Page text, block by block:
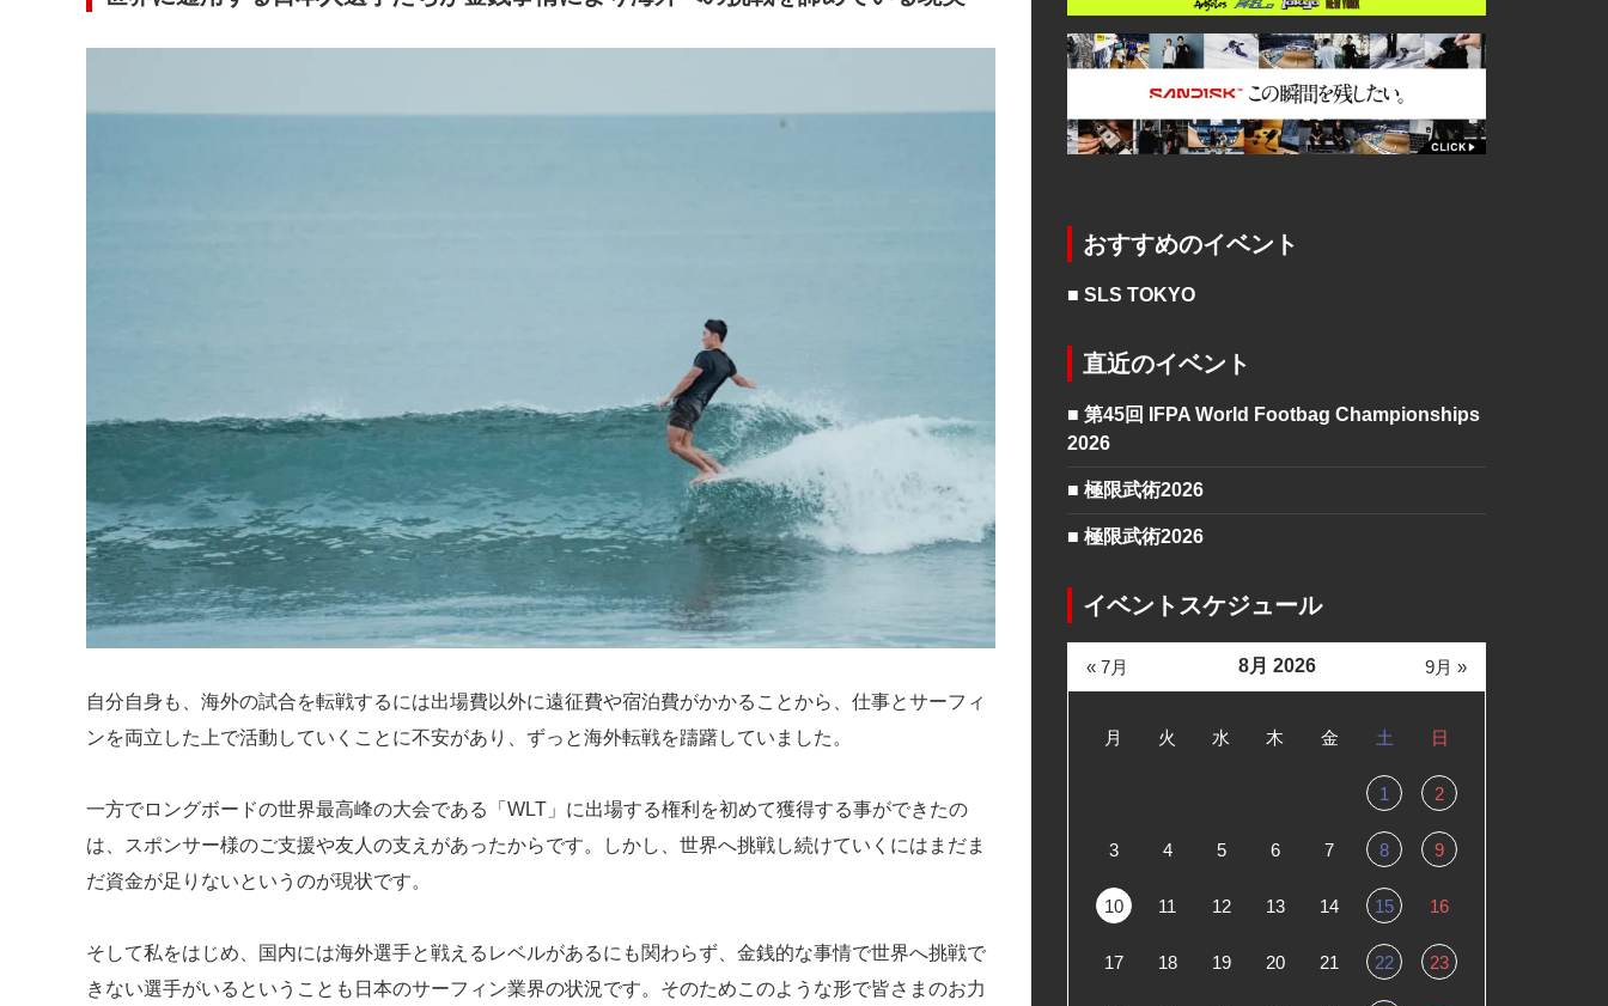
自分自身も、海外の試合を転戦するには出場費以外に遠征費や宿泊費がかかることから、仕事とサーフィ
ンを両立した上で活動していくことに不安があり、ずっと海外転戦を躊躇していました。
一方でロングボードの世界最高峰の大会である「WLT」に出場する権利を初めて獲得する事ができたの
は、スポンサー様のご支援や友人の支えがあったからです。しかし、世界へ挑戦し続けていくにはまだま
だ資金が足りないというのが現状です。
そして私をはじめ、国内には海外選手と戦えるレベルがあるにも関わらず、金銭的な事情で世界へ挑戦で
きない選手がいるということも日本のサーフィン業界の状況です。そのためこのような形で皆さまのお力
おすすめのイベント
■ SLS TOKYO
直近のイベント
■ 第45回 IFPA World Footbag Championships
2026
■ 極限武術2026
■ 極限武術2026
イベントスケジュール
8月 2026
月 火 水 木 金 土 日
1 2
3 4 5 6 7 8 9
10 11 12 13 14 15 16
17 18 19 20 21 22 23
« 7月 9月 »